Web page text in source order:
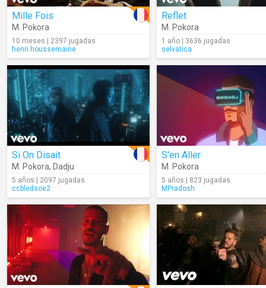
Mille Fois
M. Pokora
10 meses | 2397 jugadas
henri.houssemaine
Reflet
M. Pokora
1 año | 3636 jugadas
selvatica
Si On Disait
M. Pokora, Dadju
5 años | 2097 jugadas
ccbledsoe2
S'en Aller
M. Pokora
5 años | 823 jugadas
MPradosh